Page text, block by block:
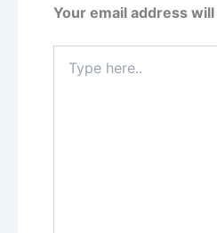
Your email address
here..